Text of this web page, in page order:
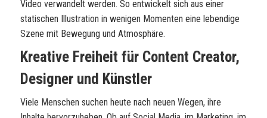
Video verwandelt werden. So entwickelt sich aus einer
statischen Illustration in wenigen Momenten eine lebendige
Szene mit Bewegung und Atmosphäre.
Kreative Freiheit für Content Creator,
Designer und Künstler
Viele Menschen suchen heute nach neuen Wegen, ihre